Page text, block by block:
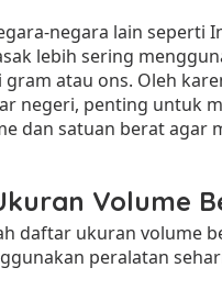
negara lain seperti
lebih sering
atau ons. Oleh
negeri, penting untuk
dan satuan berat agar
Volume
daftar ukuran volume
peralatan